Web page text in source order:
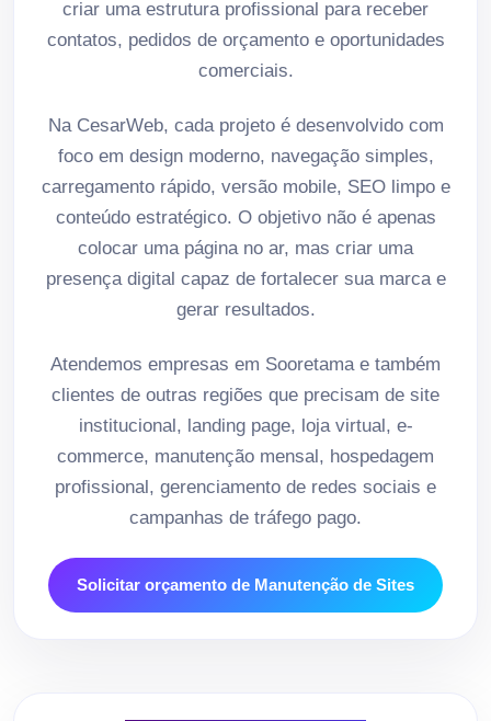
criar uma estrutura profissional para receber
contatos, pedidos de orçamento e oportunidades
comerciais.
Na CesarWeb, cada projeto é desenvolvido com
foco em design moderno, navegação simples,
carregamento rápido, versão mobile, SEO limpo e
conteúdo estratégico. O objetivo não é apenas
colocar uma página no ar, mas criar uma
presença digital capaz de fortalecer sua marca e
gerar resultados.
Atendemos empresas em Sooretama e também
clientes de outras regiões que precisam de site
institucional, landing page, loja virtual, e-
commerce, manutenção mensal, hospedagem
profissional, gerenciamento de redes sociais e
campanhas de tráfego pago.
Solicitar orçamento de Manutenção de Sites